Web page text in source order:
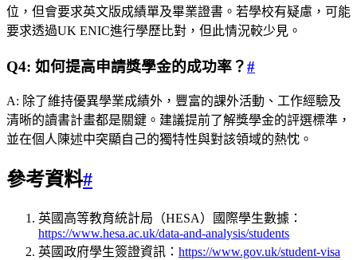
位，但會要求英文版成績單及畢業證書。若學校有疑慮，可能
要求透過UK ENIC進行學歷比對，但此情況較少見。
Q4: 如何提高申請獎學金的成功率？#
A: 除了維持優異學業成績外，豐富的課外活動、工作經驗及
清晰的讀書計畫都是關鍵。建議提前了解獎學金的評選標準，
並在個人陳述中突顯自己的獨特性與對該領域的熱忱。
參考資料#
英國高等教育統計局（HESA）國際學生數據：
https://www.hesa.ac.uk/data-and-analysis/students
英國政府學生簽證資訊： https://www.gov.uk/student-visa